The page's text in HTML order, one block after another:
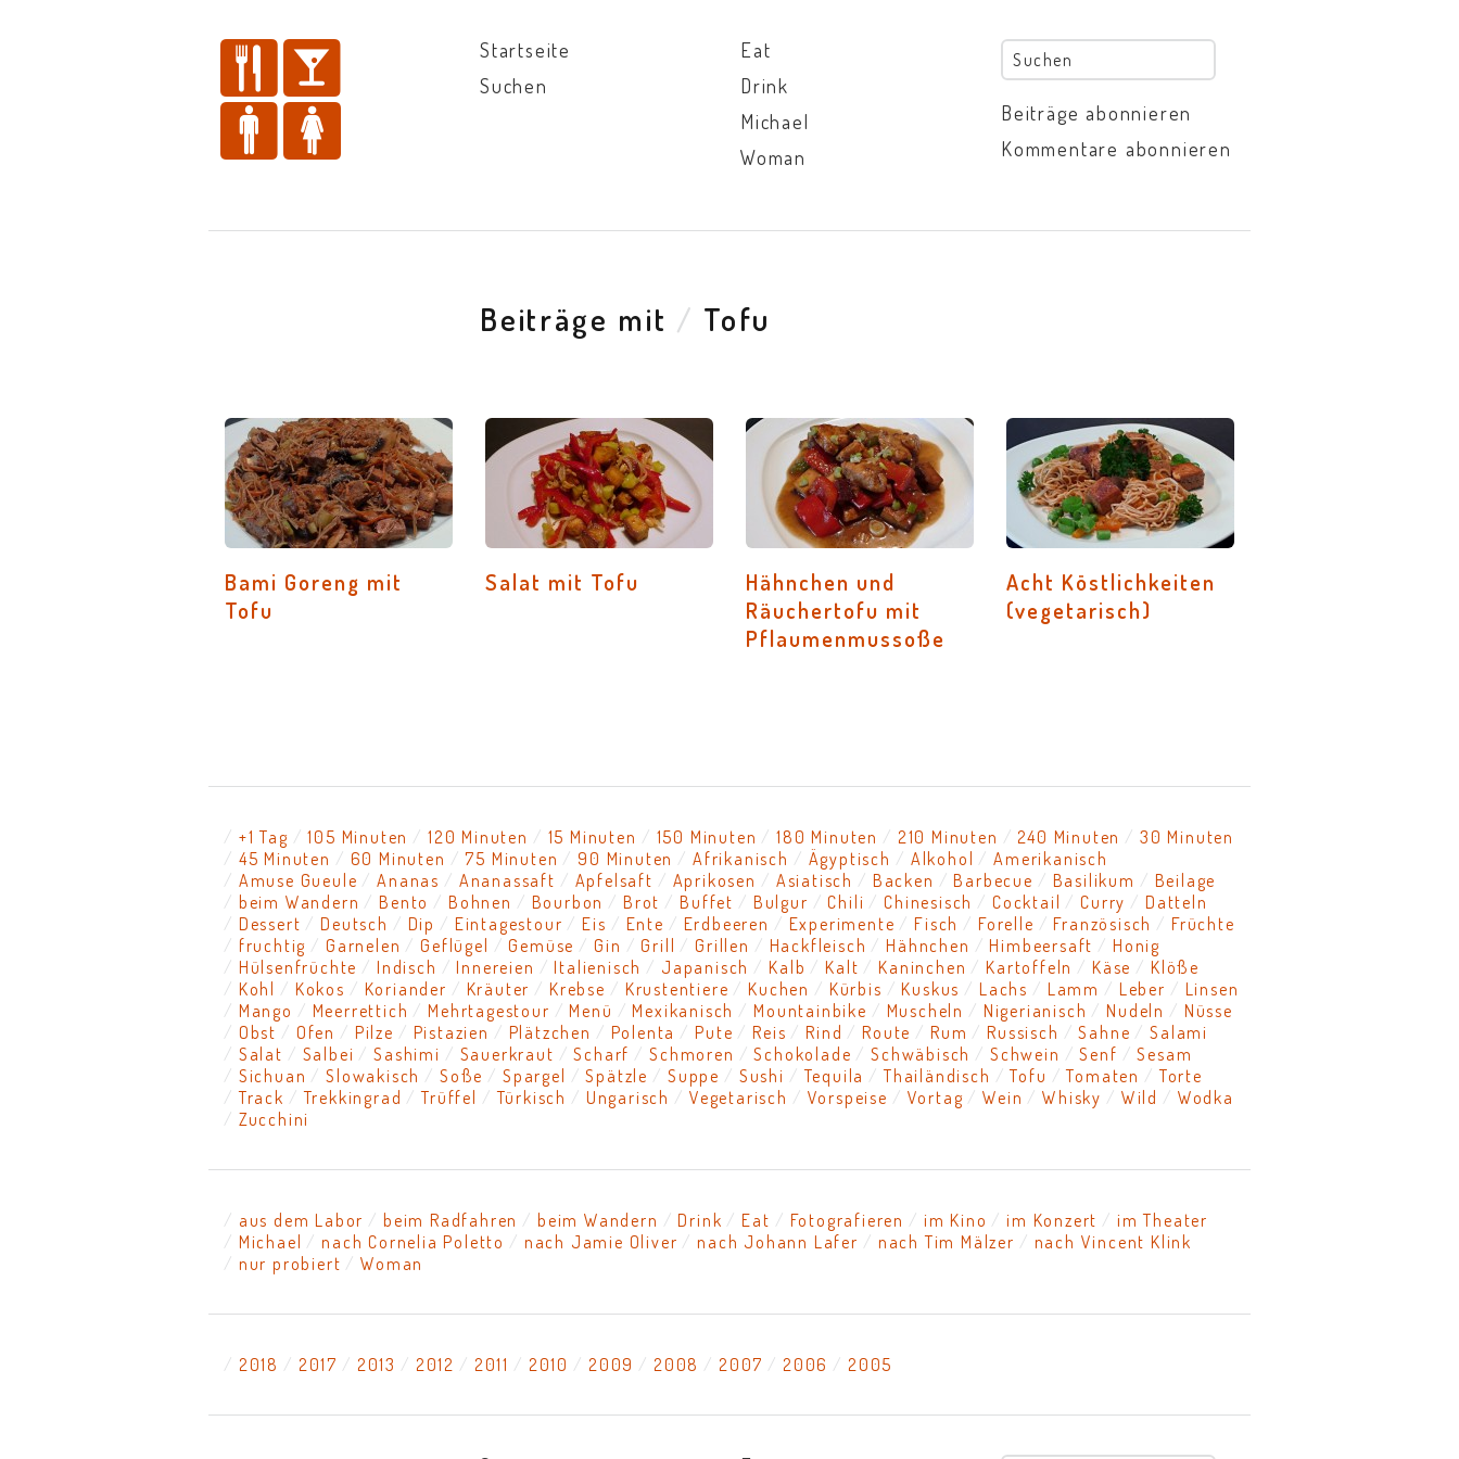
Startseite
Suchen
Eat
Drink
Michael
Woman
Beiträge abonnieren
Kommentare abonnieren
Beiträge mit / Tofu
Bami Goreng mit
Tofu
Salat mit Tofu
Hähnchen und
Räuchertofu mit
Pflaumenmussoße
Acht Köstlichkeiten
(vegetarisch)
+1 Tag 105 Minuten 120 Minuten 15 Minuten 150 Minuten 180 Minuten 210 Minuten 240 Minuten
30 Minuten
45 Minuten
60 Minuten 75 Minuten 90 Minuten Afrikanisch Ägyptisch Alkohol
Amerikanisch
Amuse Gueule
Ananas Ananassaft Apfelsaft Aprikosen Asiatisch Backen Barbecue Basilikum
Beilage
beim Wandern
Bento Bohnen Bourbon Brot Buffet Bulgur Chili Chinesisch Cocktail Curry
Datteln
Dessert
Deutsch Dip Eintagestour Eis Ente Erdbeeren Experimente Fisch Forelle Französisch
Früchte
fruchtig
Garnelen Geflügel Gemüse Gin Grill Grillen Hackfleisch Hähnchen Himbeersaft
Honig
Hülsenfrüchte
Indisch Innereien Italienisch Japanisch Kalb Kalt Kaninchen Kartoffeln Käse
Klöße
Kohl
Kokos Koriander Kräuter Krebse Krustentiere Kuchen Kürbis Kuskus Lachs Lamm Leber
Linsen
Mango
Meerrettich Mehrtagestour Menü Mexikanisch Mountainbike Muscheln Nigerianisch Nudeln
Nüsse
Obst
Ofen Pilze Pistazien Plätzchen Polenta Pute Reis Rind Route Rum Russisch Sahne
Salami
Salat
Salbei Sashimi Sauerkraut Scharf Schmoren Schokolade Schwäbisch Schwein Senf
Sesam
Sichuan
Slowakisch Soße Spargel Spätzle Suppe Sushi Tequila Thailändisch Tofu Tomaten
Torte
Track
Trekkingrad Trüffel Türkisch Ungarisch Vegetarisch Vorspeise Vortag Wein Whisky Wild
Wodka
Zucchini
aus dem Labor beim Radfahren beim Wandern Drink Eat Fotografieren im Kino im Konzert
im Theater
Michael
nach Cornelia Poletto nach Jamie Oliver nach Johann Lafer nach Tim Mälzer
nach Vincent Klink
nur probiert
Woman
2018 2017 2013 2012 2011 2010 2009 2008 2007 2006 2005